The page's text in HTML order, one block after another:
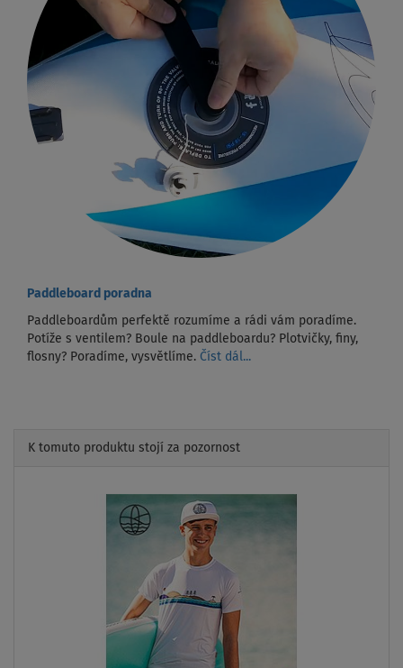
Paddleboard poradna
Paddleboardům perfektě rozumíme a rádi vám poradíme.
Potíže s ventilem? Boule na paddleboardu? Plotvičky, finy,
flosny? Poradíme, vysvětlíme. Číst dál...
K tomuto produktu stojí za pozornost
Previous